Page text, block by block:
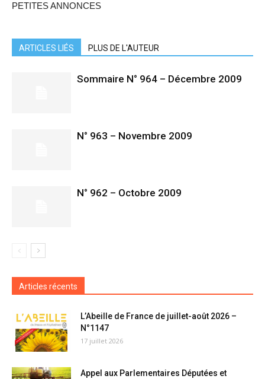
PETITES ANNONCES
ARTICLES LIÉS PLUS DE L'AUTEUR
Sommaire N° 964 – Décembre 2009
N° 963 – Novembre 2009
N° 962 – Octobre 2009
Articles récents
L’Abeille de France de juillet-août 2026 –
N°1147
17 juillet 2026
Appel aux Parlementaires Députées et